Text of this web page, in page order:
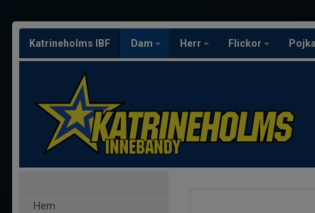
Katrineholms IBF Dam Herr Flickor
Hem